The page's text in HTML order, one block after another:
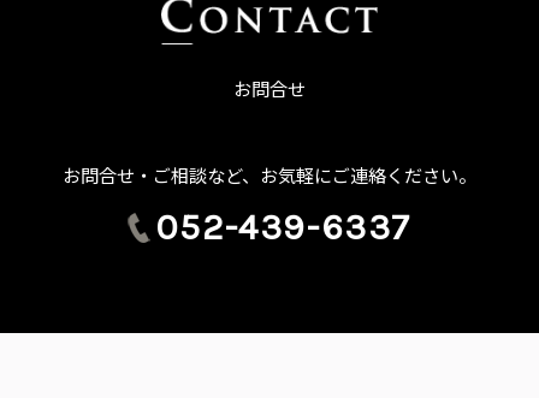
お問合せ
お問合せ・ご相談など、お気軽にご連絡ください。
052-439-6337